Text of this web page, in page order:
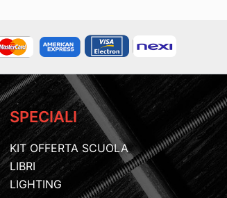
SPECIALI
KIT OFFERTA SCUOLA
LIBRI
LIGHTING